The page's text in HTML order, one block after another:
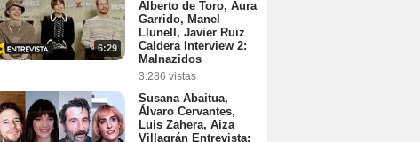
6:29
Alberto de Toro, Aura
Garrido, Manel
Llunell, Javier Ruiz
Caldera Interview 2:
Malnazidos
3.286 vistas
Susana Abaitua,
Álvaro Cervantes,
Luis Zahera, Aiza
Villagrán Entrevista: